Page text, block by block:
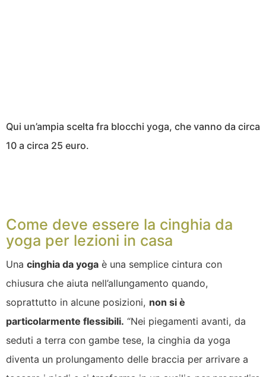
Qui un’ampia scelta fra blocchi yoga, che vanno da circa
10 a circa 25 euro.
Come deve essere la cinghia da
yoga per lezioni in casa
Una cinghia da yoga è una semplice cintura con
chiusura che aiuta nell’allungamento quando,
soprattutto in alcune posizioni, non si è
particolarmente flessibili. “Nei piegamenti avanti, da
seduti a terra con gambe tese, la cinghia da yoga
diventa un prolungamento delle braccia per arrivare a